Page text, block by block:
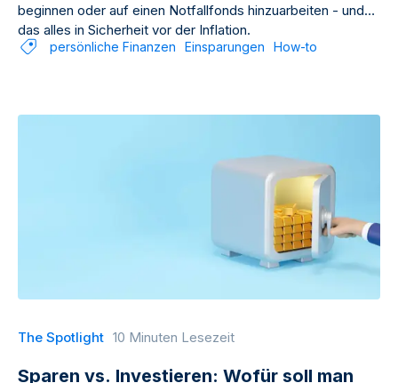
beginnen oder auf einen Notfallfonds hinzuarbeiten - und
das alles in Sicherheit vor der Inflation.
persönliche Finanzen Einsparungen How-to
The Spotlight 10 Minuten Lesezeit
Sparen vs. Investieren: Wofür soll man